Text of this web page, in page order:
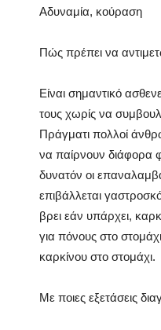
Αδυναμία, κούραση
Πώς πρέπει να
Είναι σημαντικό
τους χωρίς να
Πράγματι πολλοί
να παίρνουν διάφορα
δυνατόν οι
επιβάλλεται
βρει εάν υπάρχει,
για πόνους στο
καρκίνου στο στομάχι.
Με ποιες εξετάσεις